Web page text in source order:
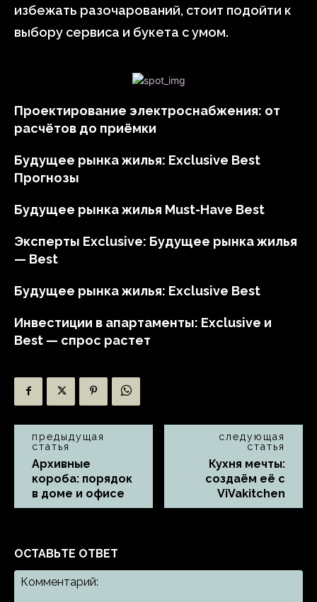
избежать разочарований, стоит подойти к
выбору сервиса и букета с умом.
Проектирование электроснабжения: от
расчётов до приёмки
Будущее рынка жилья: Exclusive Best
Прогнозы
Будущее рынка жилья Must-Have Best
Эксперты Exclusive: Будущее рынка жилья
— Best
Будущее рынка жилья: Exclusive Best
Инвестиции в апартаменты: Exclusive и
Best — спрос растет
предыдущая
статья
Архивные
короба: порядок
в доме и офисе
следующая
статья
Кухня мечты:
создаём её с
ViVakitchen
ОСТАВЬТЕ ОТВЕТ